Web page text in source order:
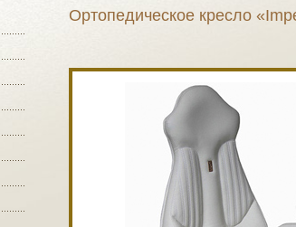
Ортопедическое кресло